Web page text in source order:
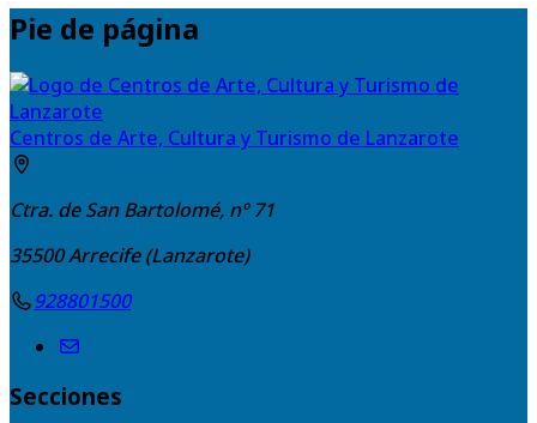
Pie de página
Centros de Arte, Cultura y Turismo de Lanzarote
Ctra. de San Bartolomé, nº 71
35500Arrecife (Lanzarote)
928801500
Secciones